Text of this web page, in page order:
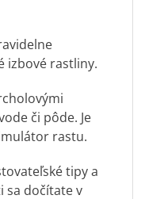
izbové rastliny.
či pôde. Je
rastu.
tipy a
sa dočítate v